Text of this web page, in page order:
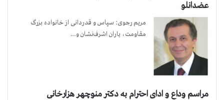
عضدانلو
مریم رجوی: سپاس و قدردانی از خانواده بزرگ
مقاومت، یاران اشرف‌نشان و…
مراسم وداع و ادای احترام به دکتر منوچهر هزارخانی